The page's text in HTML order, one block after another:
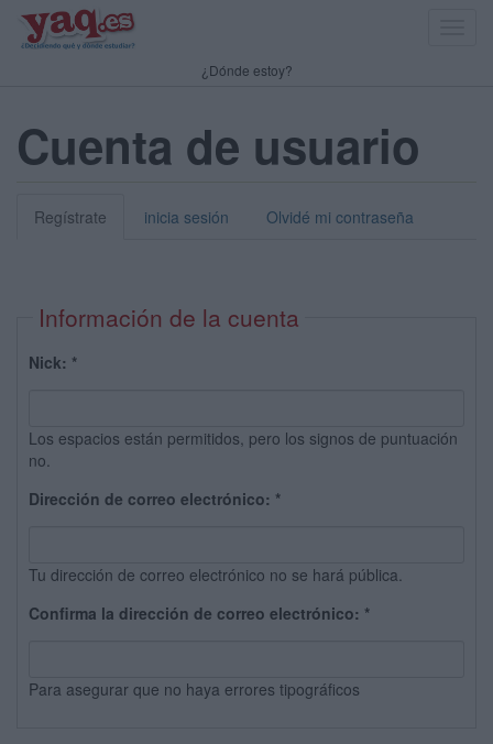
¿Dónde estoy?
Cuenta de usuario
Regístrate inicia sesión Olvidé mi contraseña
Información de la cuenta
Nick: *
Los espacios están permitidos, pero los signos de puntuación
no.
Dirección de correo electrónico: *
Tu dirección de correo electrónico no se hará pública.
Confirma la dirección de correo electrónico: *
Para asegurar que no haya errores tipográficos